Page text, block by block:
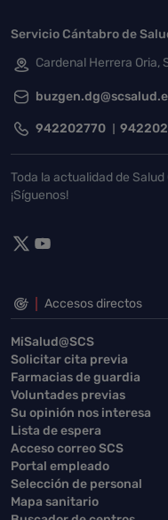
Servicio Cántabro de
Cardenal Herrera Oria,
942202770
Toda la actualidad de
¡Síguenos!
Accesos directos
MiSalud@SCS
Solicitar cita previa
Farmacias de guardia
Voluntades previas
Su opinión nos interesa
Lista de espera
Acceso correo SCS
Portal empleado
Selección de personal
Mapa sanitario